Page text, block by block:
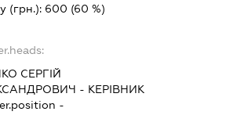
(грн.): 600 (60 %)
СЕРГІЙ
- КЕРІВНИК
-